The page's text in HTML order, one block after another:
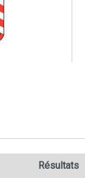
Résultats